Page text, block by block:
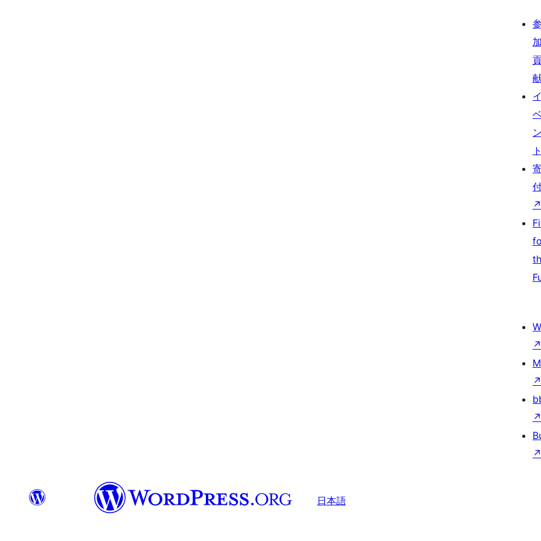
参
イ
ン
ト
↗
↗
↗
↗
↗
日本語